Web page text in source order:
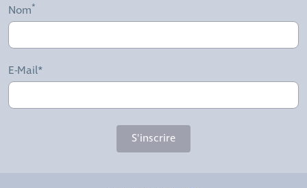
Nom
E-Mail*
S'inscrire